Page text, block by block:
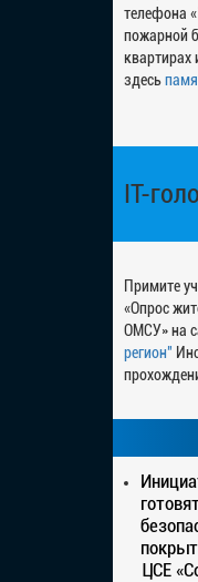
телефона «
пожарной
здесь
IT-
Примите
«Опрос
ОМСУ» на
регион"
ЦСЕ